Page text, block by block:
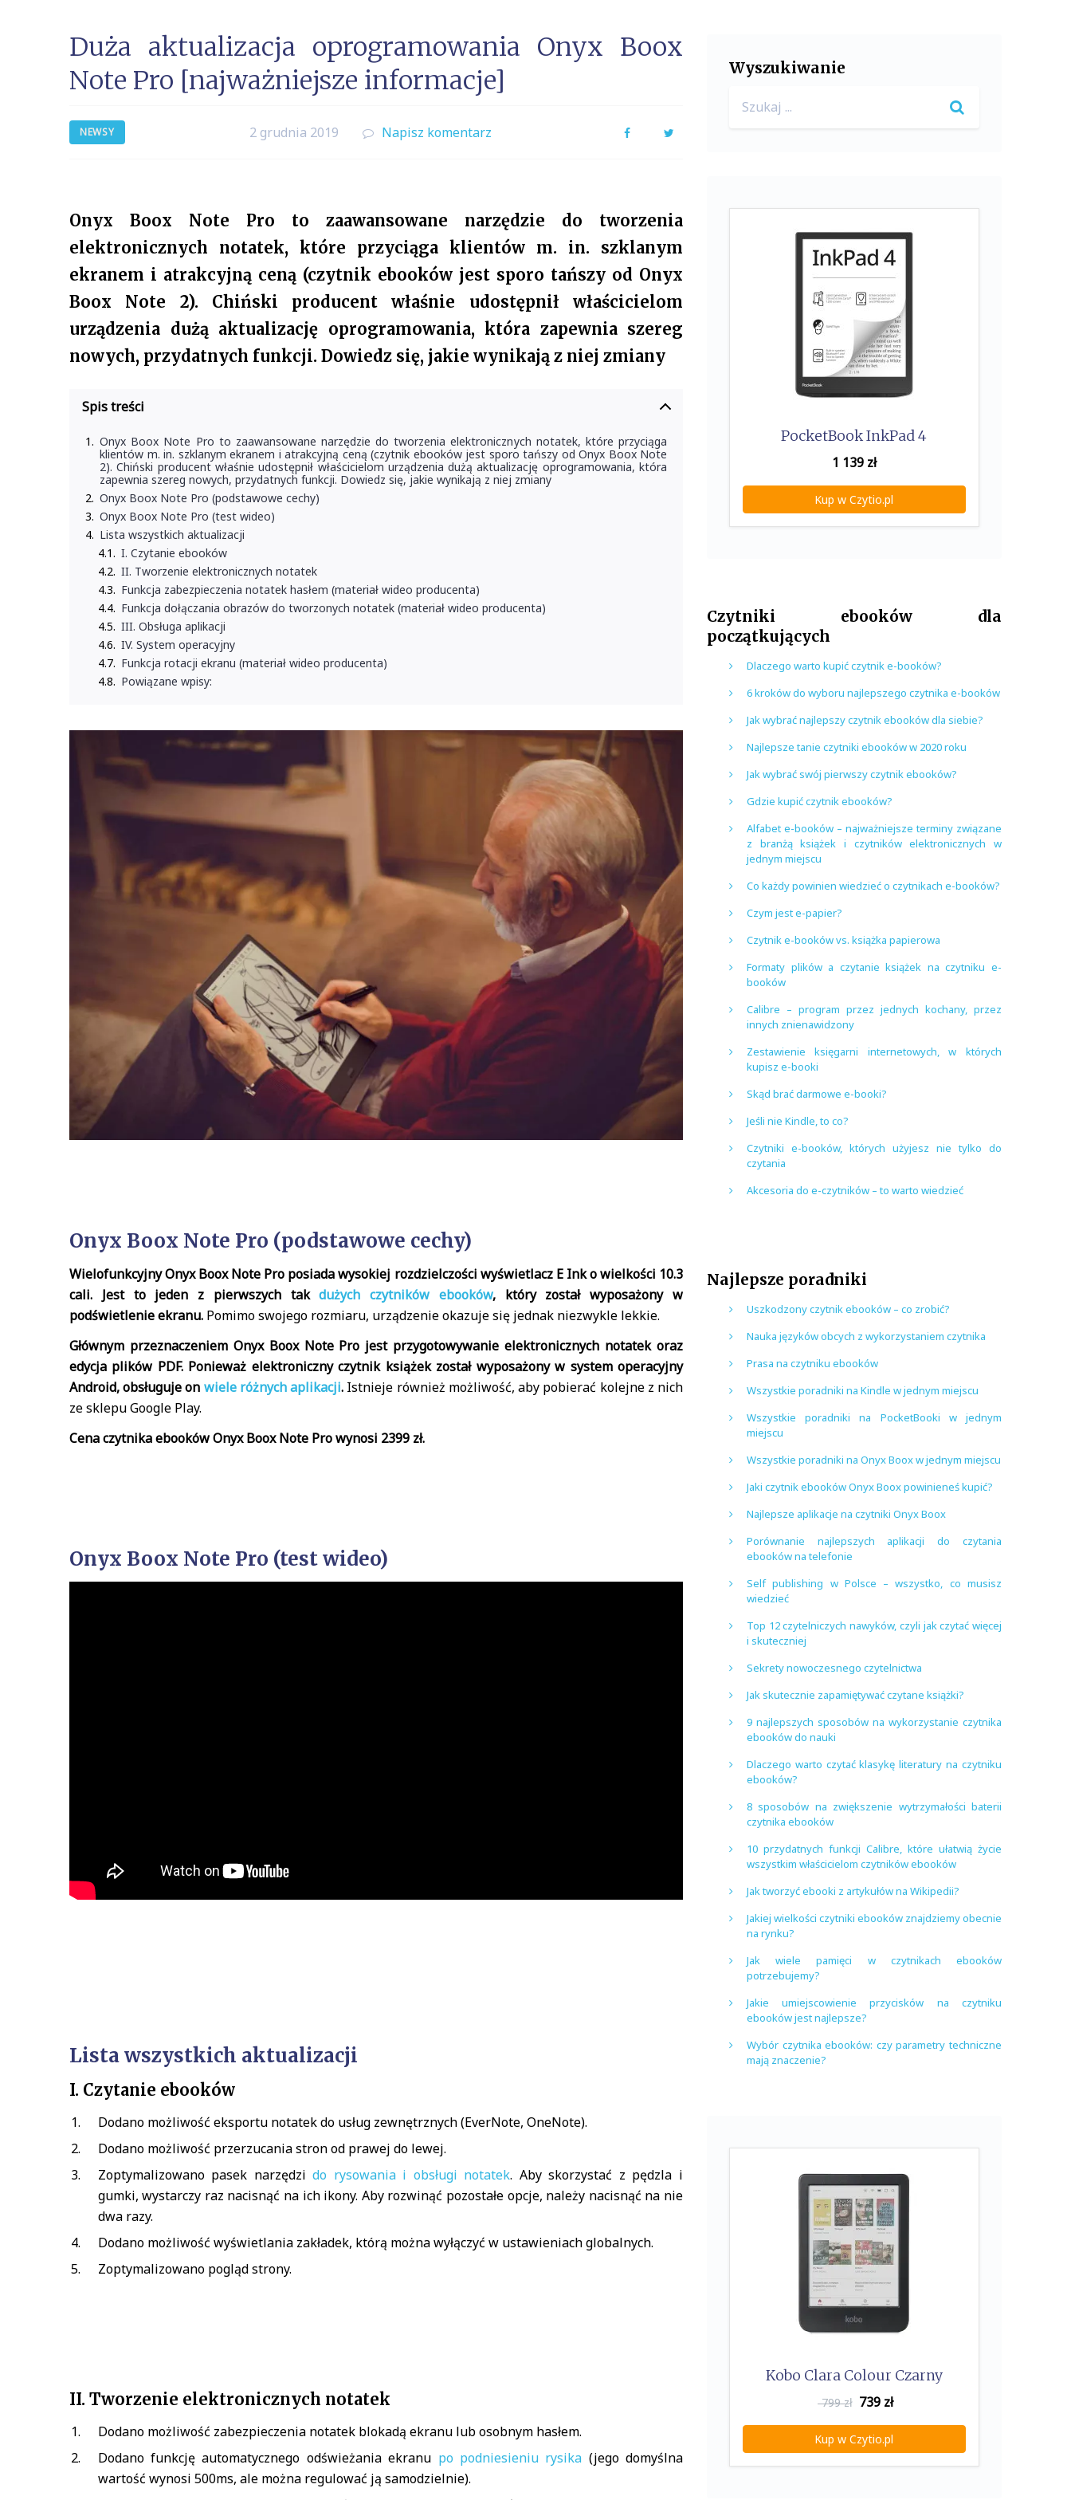
Duża aktualizacja oprogramowania Onyx Boox
Note Pro [najważniejsze informacje]
NEWSY 2 grudnia 2019 Napisz komentarz FacebookTwitter
Onyx Boox Note Pro to zaawansowane narzędzie do tworzenia
elektronicznych notatek, które przyciąga klientów m. in. szklanym
ekranem i atrakcyjną ceną (czytnik ebooków jest sporo tańszy od Onyx
Boox Note 2). Chiński producent właśnie udostępnił właścicielom
urządzenia dużą aktualizację oprogramowania, która zapewnia szereg
nowych, przydatnych funkcji. Dowiedz się, jakie wynikają z niej zmiany
Spis treści
Onyx Boox Note Pro to zaawansowane narzędzie do tworzenia elektronicznych notatek, które przyciąga
klientów m. in. szklanym ekranem i atrakcyjną ceną (czytnik ebooków jest sporo tańszy od Onyx Boox Note
2). Chiński producent właśnie udostępnił właścicielom urządzenia dużą aktualizację oprogramowania, która
zapewnia szereg nowych, przydatnych funkcji. Dowiedz się, jakie wynikają z niej zmiany
Onyx Boox Note Pro (podstawowe cechy)
Onyx Boox Note Pro (test wideo)
Lista wszystkich aktualizacji
I. Czytanie ebooków
II. Tworzenie elektronicznych notatek
Funkcja zabezpieczenia notatek hasłem (materiał wideo producenta)
Funkcja dołączania obrazów do tworzonych notatek (materiał wideo producenta)
III. Obsługa aplikacji
IV. System operacyjny
Funkcja rotacji ekranu (materiał wideo producenta)
Powiązane wpisy:
Onyx Boox Note Pro (podstawowe cechy)
Wielofunkcyjny Onyx Boox Note Pro posiada wysokiej rozdzielczości wyświetlacz E Ink o wielkości 10.3
cali. Jest to jeden z pierwszych takdużych czytników ebooków, który został wyposażony w
podświetlenie ekranu. Pomimo swojego rozmiaru, urządzenie okazuje się jednak niezwykle lekkie.
Głównym przeznaczeniem Onyx Boox Note Pro jest przygotowywanie elektronicznych notatek oraz
edycja plików PDF. Ponieważ elektroniczny czytnik książek został wyposażony w system operacyjny
Android, obsługuje on wiele różnych aplikacji. Istnieje również możliwość, aby pobierać kolejne z nich
ze sklepu Google Play.
Cena czytnika ebooków Onyx Boox Note Pro wynosi 2399 zł.
Onyx Boox Note Pro (test wideo)
Lista wszystkich aktualizacji
I. Czytanie ebooków
Dodano możliwość eksportu notatek do usług zewnętrznych (EverNote, OneNote).
Dodano możliwość przerzucania stron od prawej do lewej.
Zoptymalizowano pasek narzędzido rysowania i obsługi notatek. Aby skorzystać z pędzla i
gumki, wystarczy raz nacisnąć na ich ikony. Aby rozwinąć pozostałe opcje, należy nacisnąć na nie
dwa razy.
Dodano możliwość wyświetlania zakładek, którą można wyłączyć w ustawieniach globalnych.
Zoptymalizowano pogląd strony.
II. Tworzenie elektronicznych notatek
Dodano możliwość zabezpieczenia notatek blokadą ekranu lub osobnym hasłem.
Dodano funkcję automatycznego odświeżania ekranu po podniesieniu rysika (jego domyślna
wartość wynosi 500ms, ale można regulować ją samodzielnie).
Wyszukiwanie
for:
PocketBook InkPad 4
1 139zł
Kup w Czytio.pl
Czytniki ebooków dla
początkujących
Dlaczego warto kupić czytnik e-booków?
6 kroków do wyboru najlepszego czytnika e-booków
Jak wybrać najlepszy czytnik ebooków dla siebie?
Najlepsze tanie czytniki ebooków w 2020 roku
Jak wybrać swój pierwszy czytnik ebooków?
Gdzie kupić czytnik ebooków?
Alfabet e-booków – najważniejsze terminy związane
z branżą książek i czytników elektronicznych w
jednym miejscu
Co każdy powinien wiedzieć o czytnikach e-booków?
Czym jest e-papier?
Czytnik e-booków vs. książka papierowa
Formaty plików a czytanie książek na czytniku e-
booków
Calibre – program przez jednych kochany, przez
innych znienawidzony
Zestawienie księgarni internetowych, w których
kupisz e-booki
Skąd brać darmowe e-booki?
Jeśli nie Kindle, to co?
Czytniki e-booków, których użyjesz nie tylko do
czytania
Akcesoria do e-czytników – to warto wiedzieć
Najlepsze poradniki
Uszkodzony czytnik ebooków – co zrobić?
Nauka języków obcych z wykorzystaniem czytnika
Prasa na czytniku ebooków
Wszystkie poradniki na Kindle w jednym miejscu
Wszystkie poradniki na PocketBooki w jednym
miejscu
Wszystkie poradniki na Onyx Boox w jednym miejscu
Jaki czytnik ebooków Onyx Boox powinieneś kupić?
Najlepsze aplikacje na czytniki Onyx Boox
Porównanie najlepszych aplikacji do czytania
ebooków na telefonie
Self publishing w Polsce – wszystko, co musisz
wiedzieć
Top 12 czytelniczych nawyków, czyli jak czytać więcej
i skuteczniej
Sekrety nowoczesnego czytelnictwa
Jak skutecznie zapamiętywać czytane książki?
9 najlepszych sposobów na wykorzystanie czytnika
ebooków do nauki
Dlaczego warto czytać klasykę literatury na czytniku
ebooków?
8 sposobów na zwiększenie wytrzymałości baterii
czytnika ebooków
10 przydatnych funkcji Calibre, które ułatwią życie
wszystkim właścicielom czytników ebooków
Jak tworzyć ebooki z artykułów na Wikipedii?
Jakiej wielkości czytniki ebooków znajdziemy obecnie
na rynku?
Jak wiele pamięci w czytnikach ebooków
potrzebujemy?
Jakie umiejscowienie przycisków na czytniku
ebooków jest najlepsze?
Wybór czytnika ebooków: czy parametry techniczne
mają znaczenie?
Kobo Clara Colour Czarny
799 zł 739zł
Kup w Czytio.pl